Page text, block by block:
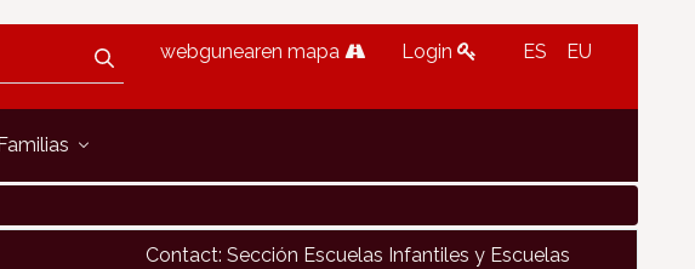
webgunearen mapa Login ES EU
Contact: Sección Escuelas Infantiles y Escuelas